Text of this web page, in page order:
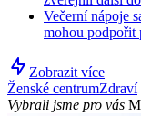
Večerní nápoje
mohou podpořit
Zobrazit více
Ženské centrumZdraví
Vybrali jsme pro vás